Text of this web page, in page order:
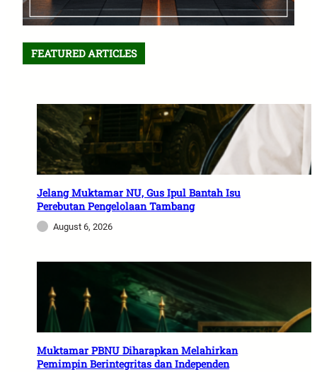
FEATURED ARTICLES
Jelang Muktamar NU, Gus Ipul Bantah Isu
Perebutan Pengelolaan Tambang
August 6, 2026
Muktamar PBNU Diharapkan Melahirkan
Pemimpin Berintegritas dan Independen